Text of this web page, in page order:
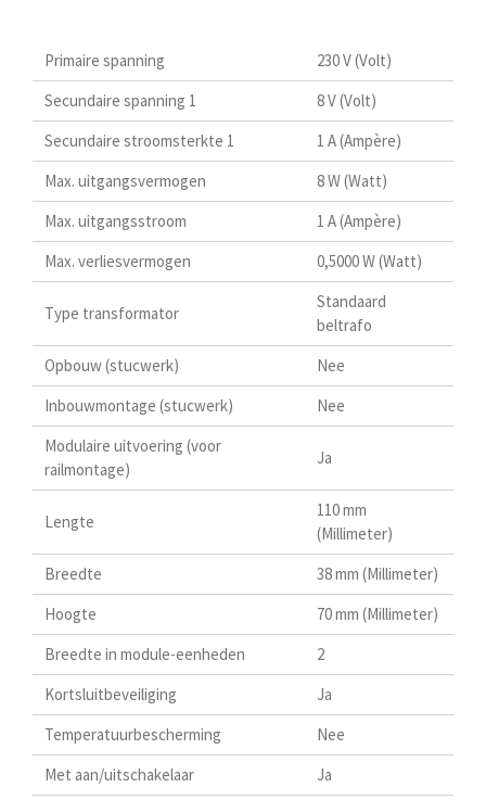
Primaire spanning
230 V (Volt)
Secundaire spanning 1
8 V (Volt)
Secundaire stroomsterkte 1
1 A (Ampère)
Max. uitgangsvermogen
8 W (Watt)
Max. uitgangsstroom
1 A (Ampère)
Max. verliesvermogen
0,5000 W (Watt)
Type transformator
Standaard
beltrafo
Opbouw (stucwerk)
Nee
Inbouwmontage (stucwerk)
Nee
Modulaire uitvoering (voor
railmontage)
Ja
Lengte
110 mm
(Millimeter)
Breedte
38 mm (Millimeter)
Hoogte
70 mm (Millimeter)
Breedte in module-eenheden
2
Kortsluitbeveiliging
Ja
Temperatuurbescherming
Nee
Met aan/uitschakelaar
Ja